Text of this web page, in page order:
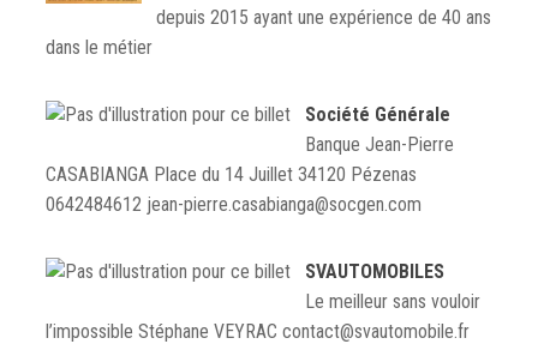
depuis 2015 ayant une expérience de 40 ans
dans le métier
Société Générale
Banque Jean-Pierre
CASABIANGA Place du 14 Juillet 34120 Pézenas
0642484612 jean-pierre.casabianga@socgen.com
SVAUTOMOBILES
Le meilleur sans vouloir
l’impossible Stéphane VEYRAC contact@svautomobile.fr